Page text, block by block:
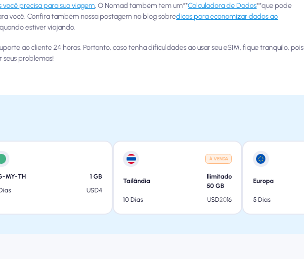
você precisa para sua viagem, O Nomad também tem um**Calculadora de Dados**que pode
você. Confira também nossa postagem no blog sobredicas para economizar dados ao
estiver viajando.
ao cliente 24 horas. Portanto, caso tenha dificuldades ao usar seu eSIM, fique tranquilo, pois
seus problemas!
MY-TH 1 GB
USD4
À VENDA
Tailândia
Ilimitado
50 GB
10 Dias
USD2016
Europa
5 Dias